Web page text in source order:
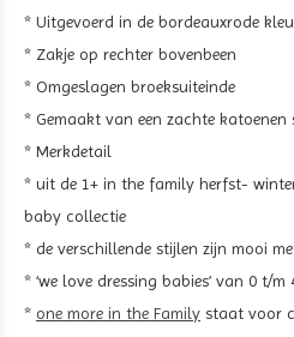
* Uitgevoerd in de bordeauxrode
* Zakje op rechter bovenbeen
* Omgeslagen broeksuiteinde
* Gemaakt van een zachte
* Merkdetail
* uit de 1+ in the family herfst-
baby collectie
* de verschillende stijlen zijn mooi
* ‘we love dressing babies’ van 0 t/m
* one more in the Family staat voor